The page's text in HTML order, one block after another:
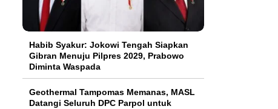
Habib Syakur: Jokowi Tengah Siapkan
Gibran Menuju Pilpres 2029, Prabowo
Diminta Waspada
Geothermal Tampomas Memanas, MASL
Datangi Seluruh DPC Parpol untuk